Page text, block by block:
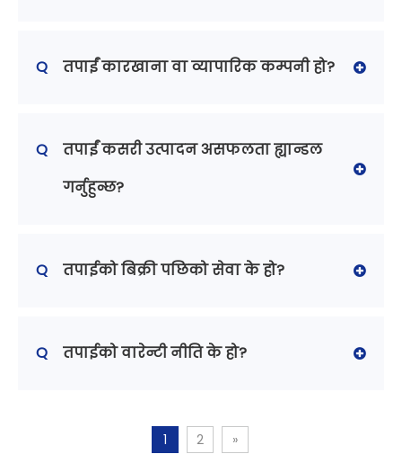
Q तपाईं कारखाना वा व्यापारिक कम्पनी हो?
Q
तपाईं कसरी उत्पादन असफलता ह्यान्डल
गर्नुहुन्छ?
Q तपाईको बिक्री पछिको सेवा के हो?
Q तपाईको वारेन्टी नीति के हो?
1 2 »